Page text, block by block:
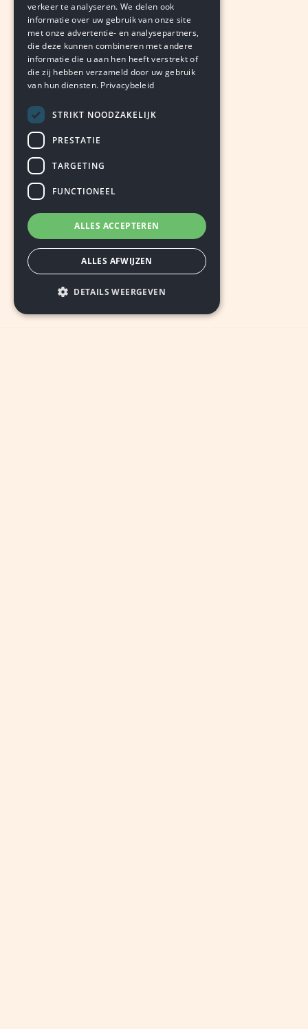
PETER EBERSON
augustus 7, 2026 LEDEN
verkeer te analyseren. We delen ook
informatie over uw gebruik van onze site
met onze advertentie- en analysepartners,
die deze kunnen combineren met andere
informatie die u aan hen heeft verstrekt of
die zij hebben verzameld door uw gebruik
van hun diensten. Privacybeleid
STRIKT NOODZAKELIJK
PRESTATIE
TARGETING
FUNCTIONEEL
ALLES ACCEPTEREN
ALLES AFWIJZEN
DETAILS WEERGEVEN